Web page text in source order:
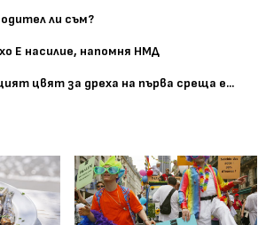
ли съм?
Е насилие, напомня НМД
цвят за дреха на първа среща е...